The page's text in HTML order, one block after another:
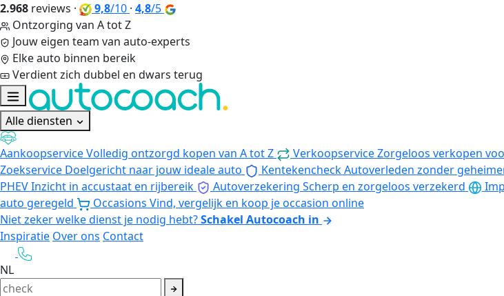
2.968 reviews · 9,8/10 · 4,8/5
Ontzorging van A tot Z
Jouw eigen team van auto-experts
Elke auto binnen bereik
Verdient zich dubbel en dwars terug
Alle diensten
AankoopserviceVolledig ontzorgd kopen van A tot Z VerkoopserviceZorgeloos verkopen
Zoekservice Doelgericht naar jouw ideale auto KentekencheckAutoverleden zonder
PHEVInzicht in accustaat en rijbereik Autoverzekering Scherp en zorgeloos verzekerd
auto geregeld
Occasions Vind, vergelijk en koop je occasion online
Niet zeker welke dienst je nodig hebt?Schakel Autocoach in
Inspiratie Over ons Contact
NL